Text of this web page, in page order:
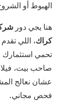
الهبوط أو
هنا يجي دور
كراك، اللي
تحمي استثمارك
صاحب بيت،
عشان نعالج
فحص مجاني.